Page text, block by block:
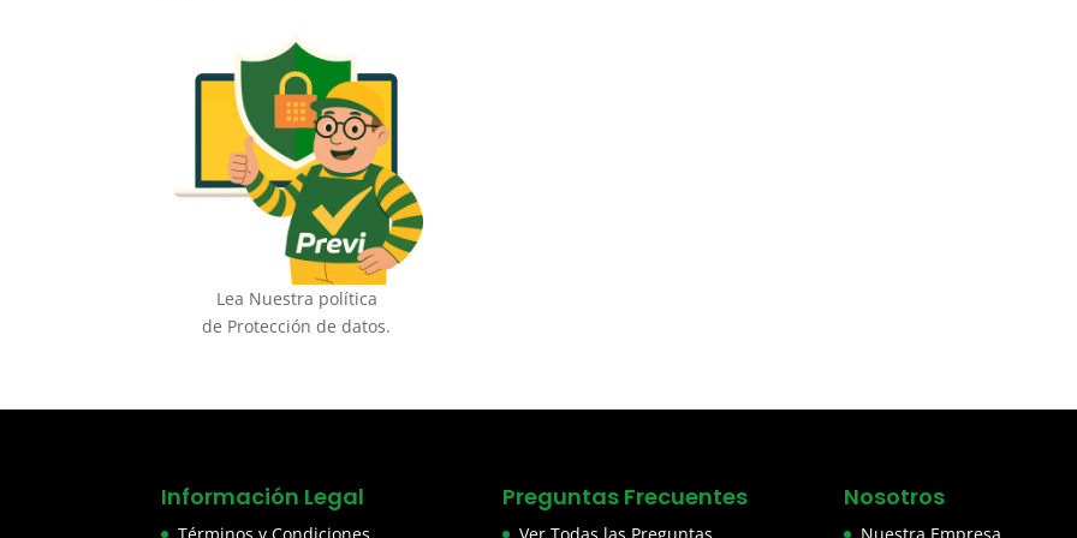
Lea Nuestra política
de Protección de datos.
Información Legal Preguntas Frecuentes Nosotros